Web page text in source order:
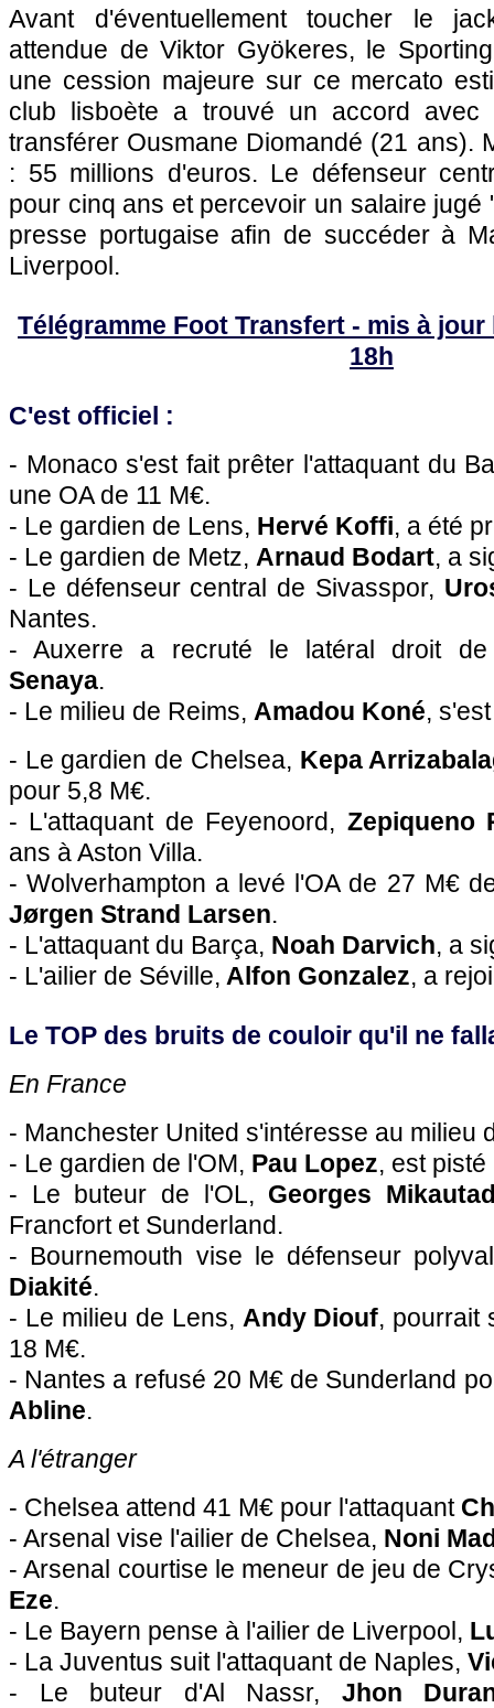
Avant d'éventuellement toucher le
attendue de Viktor Gyökeres, le
une cession majeure sur ce mercato
club lisboète a trouvé un accord avec
transférer Ousmane Diomandé (21 ans).
: 55 millions d'euros. Le défenseur
pour cinq ans et percevoir un salaire jugé
presse portugaise afin de succéder à
Liverpool.
Télégramme Foot Transfert - mis à
18h
C'est officiel :
- Monaco s'est fait prêter l'attaquant du
une OA de 11 M€.
- Le gardien de Lens, Hervé Koffi, a été
- Le gardien de Metz, Arnaud Bodart, a
- Le défenseur central de Sivasspor,
Nantes.
- Auxerre a recruté le latéral droit
Senaya.
- Le milieu de Reims, Amadou Koné,
- Le gardien de Chelsea, Kepa
pour 5,8 M€.
- L'attaquant de Feyenoord, Zepiqueno
ans à Aston Villa.
- Wolverhampton a levé l'OA de 27 M€
Jørgen Strand Larsen.
- L'attaquant du Barça, Noah Darvich, a
- L'ailier de Séville, Alfon Gonzalez, a
Le TOP des bruits de couloir qu'il ne
En France
- Manchester United s'intéresse au milieu
- Le gardien de l'OM, Pau Lopez, est
- Le buteur de l'OL, Georges
Francfort et Sunderland.
- Bournemouth vise le défenseur
Diakité.
- Le milieu de Lens, Andy Diouf, pourrait
18 M€.
- Nantes a refusé 20 M€ de Sunderland
Abline.
A l'étranger
- Chelsea attend 41 M€ pour l'attaquant
- Arsenal vise l'ailier de Chelsea, Noni
- Arsenal courtise le meneur de jeu de
Eze.
- Le Bayern pense à l'ailier de Liverpool,
- La Juventus suit l'attaquant de Naples,
- Le buteur d'Al Nassr, Jhon